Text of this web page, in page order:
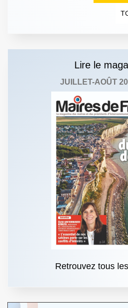
Lire le
JUILLET-AOÛT
Retrouvez tous